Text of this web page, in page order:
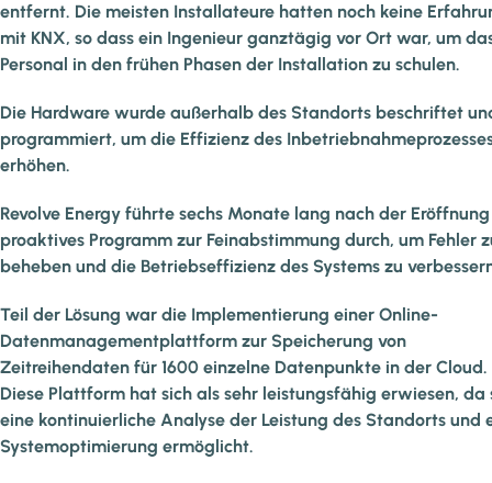
entfernt. Die meisten Installateure hatten noch keine
mit KNX, so dass ein Ingenieur ganztägig vor Ort war, um
Personal in den frühen Phasen der Installation zu schulen.
Die Hardware wurde außerhalb des Standorts beschriftet
programmiert, um die Effizienz des
erhöhen.
Revolve Energy führte sechs Monate lang nach der
proaktives Programm zur Feinabstimmung durch, um Fehler
beheben und die Betriebseffizienz des Systems zu
Teil der Lösung war die Implementierung einer Online-
Datenmanagementplattform zur Speicherung von
Zeitreihendaten für 1600 einzelne Datenpunkte in der Cloud.
Diese Plattform hat sich als sehr leistungsfähig erwiesen, da
eine kontinuierliche Analyse der Leistung des Standorts und
Systemoptimierung ermöglicht.